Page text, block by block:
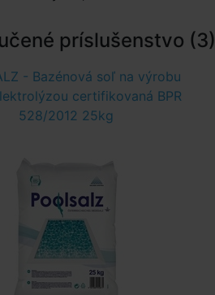
príslušenstvo (3)
- Bazénová soľ na výrobu
certifikovaná BPR
528/2012 25kg